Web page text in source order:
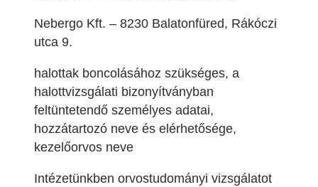
Nebergo Kft. – 8230 Balatonfüred, Rákóczi
utca 9.
halottak boncolásához szükséges, a
halottvizsgálati bizonyítványban
feltüntetendő személyes adatai,
hozzátartozó neve és elérhetősége,
kezelőorvos neve
Intézetünkben orvostudományi vizsgálatot